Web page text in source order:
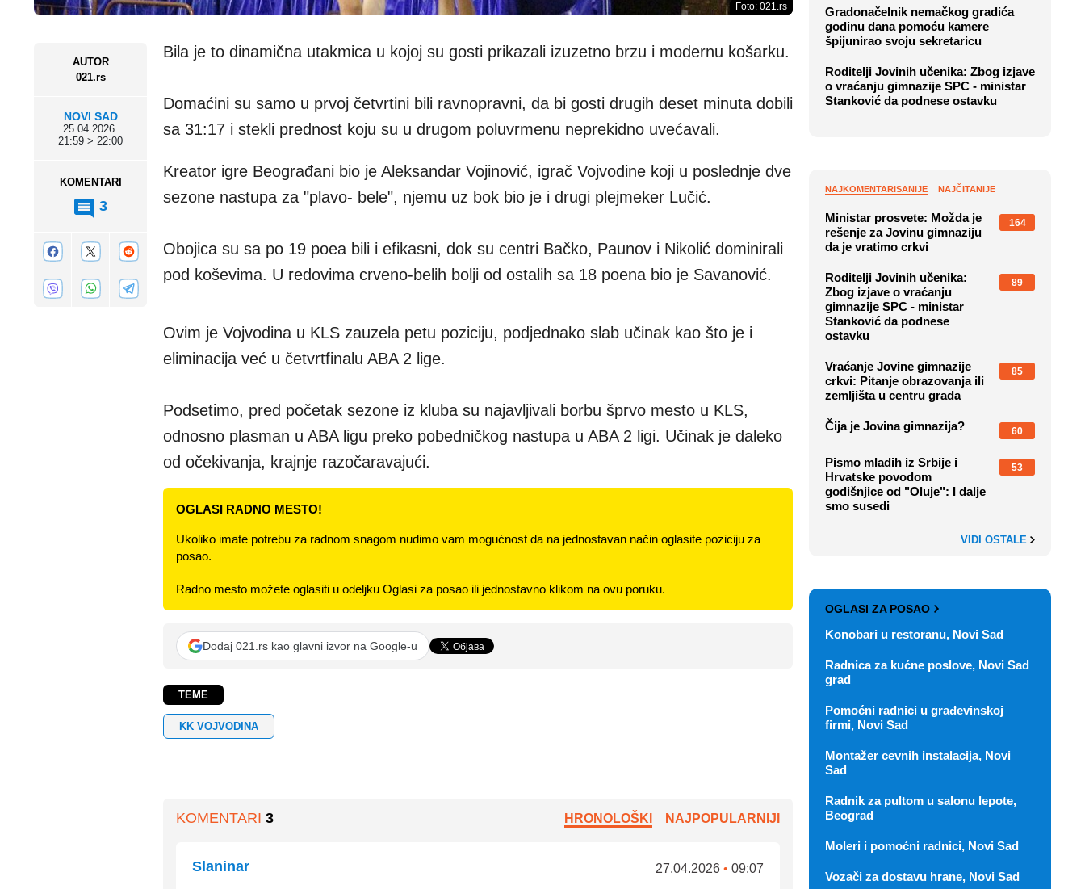
AUTOR
021.rs
NOVI SAD
25.04.2026.
21:59 > 22:00
KOMENTARI
3
Foto: 021.rs
Bila je to dinamična utakmica u kojoj su gosti prikazali izuzetno brzu i modernu košarku.
Domaćini su samo u prvoj četvrtini bili ravnopravni, da bi gosti drugih deset minuta dobili
sa 31:17 i stekli prednost koju su u drugom poluvrmenu neprekidno uvećavali.
Kreator igre Beograđani bio je Aleksandar Vojinović, igrač Vojvodine koji u poslednje dve
sezone nastupa za "plavo- bele", njemu uz bok bio je i drugi plejmeker Lučić.
Obojica su sa po 19 poea bili i efikasni, dok su centri Bačko, Paunov i Nikolić dominirali
pod koševima. U redovima crveno-belih bolji od ostalih sa 18 poena bio je Savanović.
Ovim je Vojvodina u KLS zauzela petu poziciju, podjednako slab učinak kao što je i
eliminacija već u četvrtfinalu ABA 2 lige.
Podsetimo, pred početak sezone iz kluba su najavljivali borbu šprvo mesto u KLS,
odnosno plasman u ABA ligu preko pobedničkog nastupa u ABA 2 ligi. Učinak je daleko
od očekivanja, krajnje razočaravajući.
OGLASI RADNO MESTO!
Ukoliko imate potrebu za radnom snagom nudimo vam mogućnost da na jednostavan način oglasite poziciju za
posao.
Radno mesto možete oglasiti u odeljku Oglasi za posao ili jednostavno klikom na ovu poruku.
Dodaj 021.rs kao glavni izvor na Google-u
TEME
KK VOJVODINA
KOMENTARI 3 HRONOLOŠKI NAJPOPULARNIJI
Slaninar 27.04.2026 • 09:07
Gradonačelnik nemačkog gradića
godinu dana pomoću kamere
špijunirao svoju sekretaricu
Roditelji Jovinih učenika: Zbog izjave
o vraćanju gimnazije SPC - ministar
Stanković da podnese ostavku
NAJKOMENTARISANIJE NAJČITANIJE
Ministar prosvete: Možda je
rešenje za Jovinu gimnaziju
da je vratimo crkvi
164
Roditelji Jovinih učenika:
Zbog izjave o vraćanju
gimnazije SPC - ministar
Stanković da podnese
ostavku
89
Vraćanje Jovine gimnazije
crkvi: Pitanje obrazovanja ili
zemljišta u centru grada
85
Čija je Jovina gimnazija? 60
Pismo mladih iz Srbije i
Hrvatske povodom
godišnjice od "Oluje": I dalje
smo susedi
53
VIDI OSTALE
OGLASI ZA POSAO
Konobari u restoranu, Novi Sad
Radnica za kućne poslove, Novi Sad
grad
Pomoćni radnici u građevinskoj
firmi, Novi Sad
Montažer cevnih instalacija, Novi
Sad
Radnik za pultom u salonu lepote,
Beograd
Moleri i pomoćni radnici, Novi Sad
Vozači za dostavu hrane, Novi Sad